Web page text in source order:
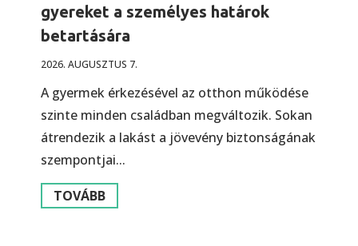
gyereket a személyes határok
betartására
2026. AUGUSZTUS 7.
A gyermek érkezésével az otthon működése
szinte minden családban megváltozik. Sokan
átrendezik a lakást a jövevény biztonságának
szempontjai...
TOVÁBB